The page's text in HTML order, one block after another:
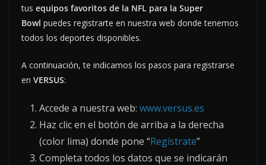
tus equipos favoritos de la NFL para la Super
Bowl puedes registrarte en nuestra web donde tenemos
todos los deportes disponibles.
A continuación, te indicamos los pasos para registrarse
en VERSUS:
Accede a nuestra web: www.versus.es
Haz clic en el botón de arriba a la derecha
(color lima) donde pone “Regístrate”
Completa todos los datos que se indicarán